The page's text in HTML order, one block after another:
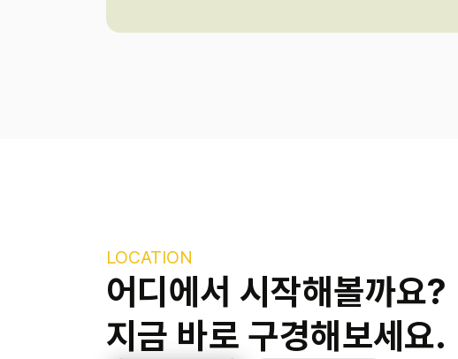
LOCATION
어디에서 시작해볼까요?
지금 바로 구경해보세요.